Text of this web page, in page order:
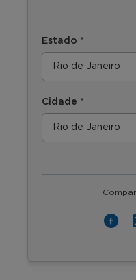
Estado *
Cidade *